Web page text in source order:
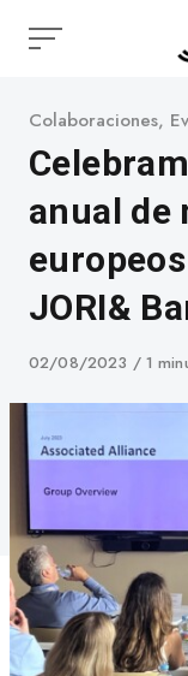
Category
Colaboraciones,
anual de
JORI&
Published
02/08/2023 1